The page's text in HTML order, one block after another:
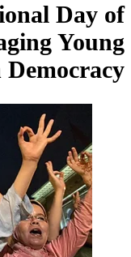
Day of
Young
Democracy